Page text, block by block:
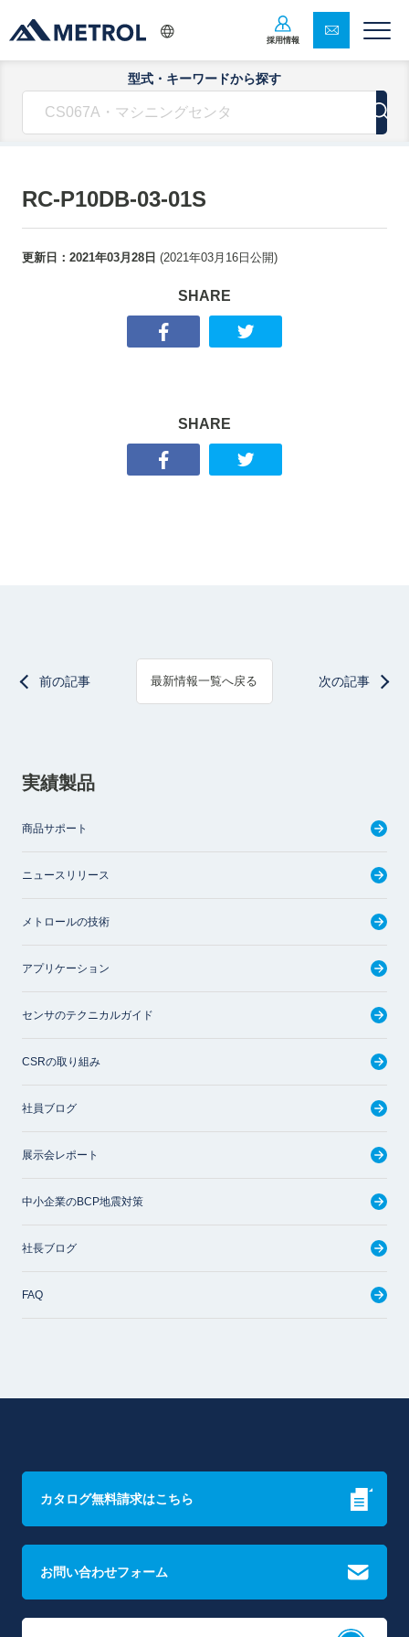
採用情報
型式・キーワードから探す
RC-P10DB-03-01S
更新日： 2021年03月28日 (2021年03月16日 公開)
SHARE
SHARE
前の記事 最新情報一覧へ戻る 次の記事
実績製品
商品サポート
ニュースリリース
メトロールの技術
アプリケーション
センサのテクニカルガイド
CSRの取り組み
社員ブログ
展示会レポート
中小企業のBCP地震対策
社長ブログ
FAQ
カタログ無料請求はこちら
お問い合わせフォーム